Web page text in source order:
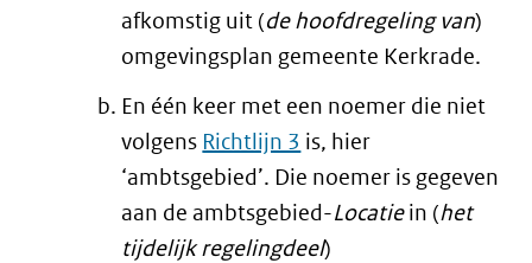
afkomstig uit (de hoofdregeling van)
omgevingsplan gemeente Kerkrade.
En één keer met een noemer die niet
volgens Richtlijn 3 is, hier
‘ambtsgebied’. Die noemer is gegeven
aan de ambtsgebied-Locatiein (het
tijdelijk regelingdeel)